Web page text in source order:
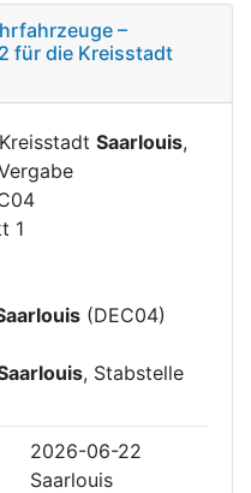
–
für die Kreisstadt
Saarlouis,
1
(DEC04)
, Stabstelle
2026-06-22
Saarlouis